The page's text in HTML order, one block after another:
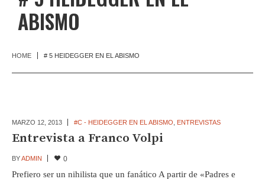
ABISMO
HOME # 5 HEIDEGGER EN EL ABISMO
MARZO 12, 2013 #C - HEIDEGGER EN EL ABISMO ENTREVISTAS
Entrevista a Franco Volpi
BYADMIN 0
Prefiero ser un nihilista que un fanático A partir de «Padres e